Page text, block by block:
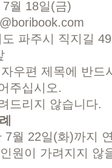
월 18일(금)
파주시 직지길
우편 제목에 반드
주십시오.
드리지 않습니다.
7월 22일(화)까지
원이 가려지지 않